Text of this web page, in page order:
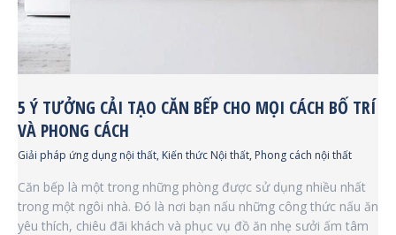
5 Ý TƯỞNG CẢI TẠO CĂN BẾP CHO MỌI CÁCH BỐ TRÍ
VÀ PHONG CÁCH
Giải pháp ứng dụng nội thất, Kiến thức Nội thất, Phong cách nội thất
Căn bếp là một trong những phòng được sử dụng nhiều nhất
trong một ngôi nhà. Đó là nơi bạn nấu những công thức nấu ăn
yêu thích, chiêu đãi khách và phục vụ đồ ăn nhẹ sưởi ấm tâm